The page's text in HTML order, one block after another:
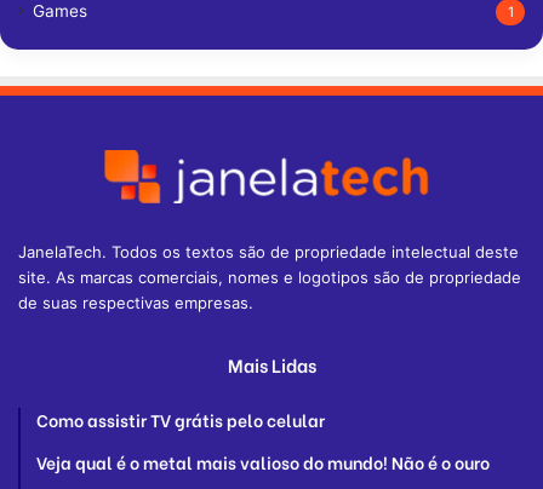
Games 1
JanelaTech. Todos os textos são de propriedade intelectual deste
site. As marcas comerciais, nomes e logotipos são de propriedade
de suas respectivas empresas.
Mais Lidas
Como assistir TV grátis pelo celular
Veja qual é o metal mais valioso do mundo! Não é o ouro